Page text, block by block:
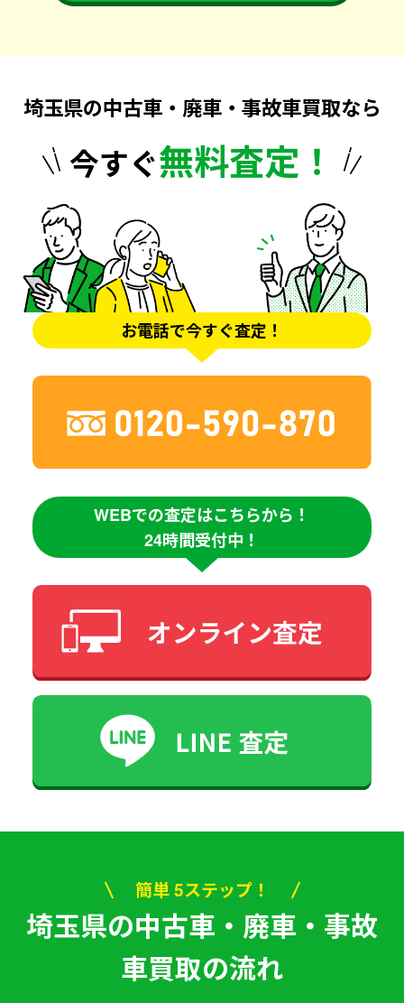
埼玉県の中古車・廃車・事故車買取なら
今すぐ無料査定！
お電話で今すぐ査定！
WEBでの査定はこちらから！
24時間受付中！
簡単 5ステップ！
埼玉県の中古車・廃車・事故
車買取の流れ